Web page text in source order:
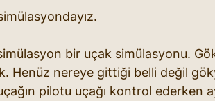
bir uçak simülasyonu.
Henüz nereye gittiği belli değil
pilotu uçağı kontrol ederken